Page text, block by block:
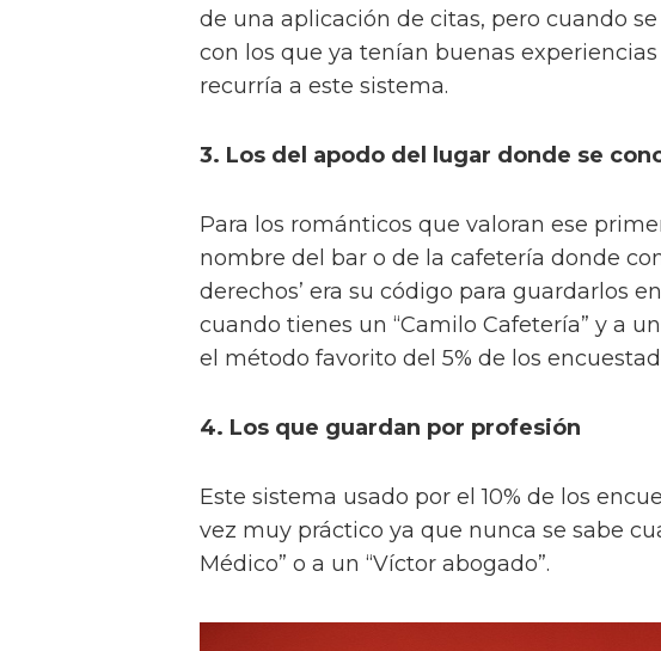
de una aplicación de citas, pero cuando
con los que ya tenían buenas
recurría a este sistema.
3. Los del apodo del lugar donde se
Para los románticos que valoran ese
nombre del bar o de la cafetería donde
derechos’ era su código para guardarlos
cuando tienes un “Camilo Cafetería” y a
el método favorito del 5% de los
4. Los que guardan por profesión
Este sistema usado por el 10% de los
vez muy práctico ya que nunca se sabe
Médico” o a un “Víctor abogado”.